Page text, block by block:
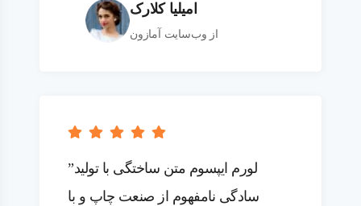
امیلیا کلارک
از وب‌سایت آمازون
”لورم ایپسوم متن ساختگی با تولید
سادگی نامفهوم از صنعت چاپ و با